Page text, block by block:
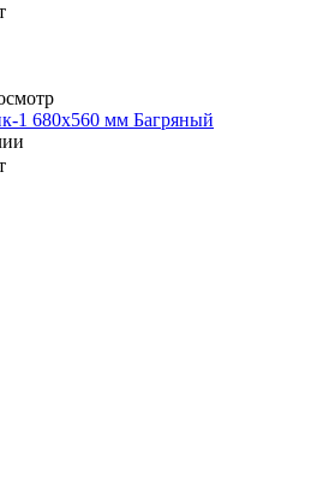
1 680x560 мм Багряный